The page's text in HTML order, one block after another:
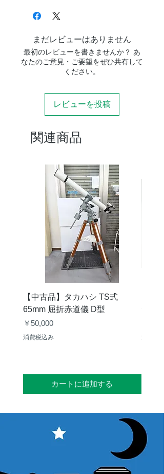
まだレビューはありません
最初のレビューを書きませんか？ あ
なたのご意見・ご要望をぜひ共有して
ください。
レビューを投稿
関連商品
【中古品】タカハシ TS式
65mm 屈折赤道儀 D型
価格
￥50,000
消費税込み
カートに追加する
消費税込